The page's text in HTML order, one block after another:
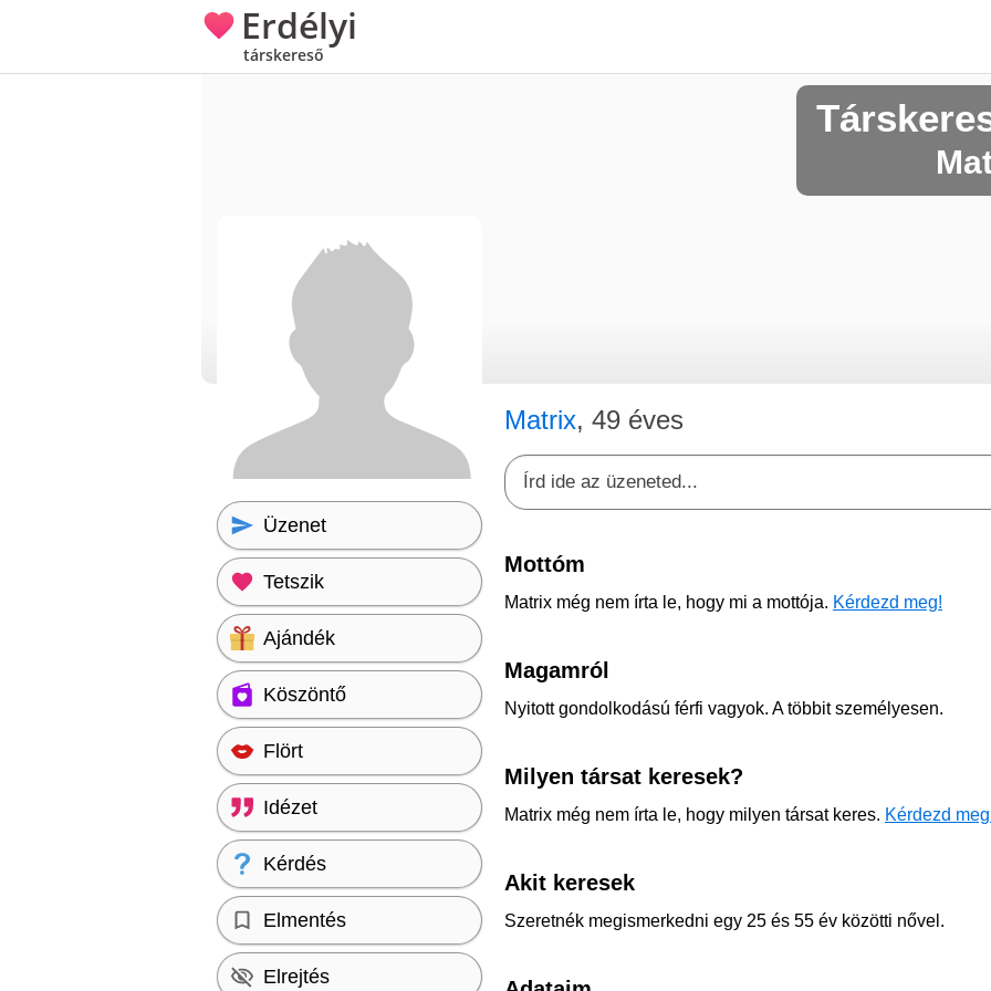
Erdélyi
társkereső
Matrix, 49 éves
Mottóm
Matrix még nem írta le, hogy mi a mottója. Kérdezd meg!
Magamról
Nyitott gondolkodású férfi vagyok. A többit személyesen.
Milyen társat keresek?
Matrix még nem írta le, hogy milyen társat keres. Kérdezd
Akit keresek
Szeretnék megismerkedni egy 25 és 55 év közötti nővel.
Üzenet
Tetszik
Ajándék
Köszöntő
Flört
Idézet
Kérdés
Elmentés
Elrejtés